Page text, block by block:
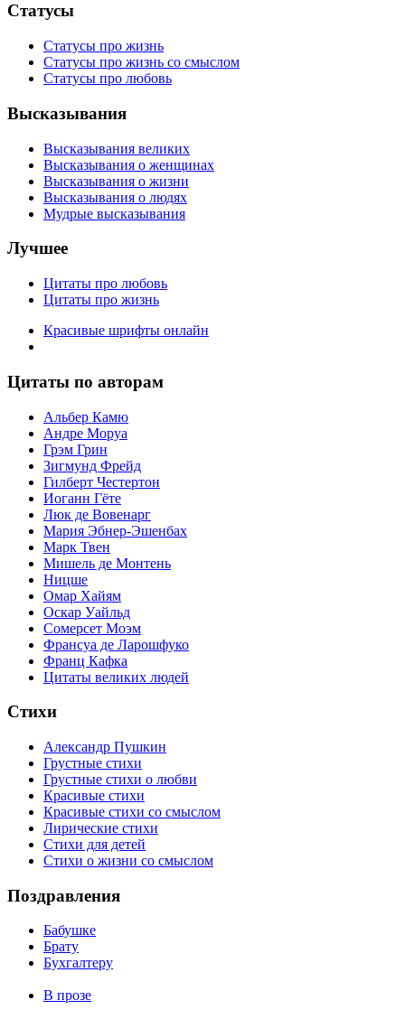
Статусы
Статусы про жизнь
Статусы про жизнь со смыслом
Статусы про любовь
Высказывания
Высказывания великих
Высказывания о женщинах
Высказывания о жизни
Высказывания о людях
Мудрые высказывания
Лучшее
Цитаты про любовь
Цитаты про жизнь
Красивые шрифты онлайн
Цитаты по авторам
Альбер Камю
Андре Моруа
Грэм Грин
Зигмунд Фрейд
Гилберт Честертон
Иоганн Гёте
Люк де Вовенарг
Мария Эбнер-Эшенбах
Марк Твен
Мишель де Монтень
Ницше
Омар Хайям
Оскар Уайльд
Сомерсет Моэм
Франсуa де Ларошфуко
Франц Кафка
Цитаты великих людей
Стихи
Александр Пушкин
Грустные стихи
Грустные стихи о любви
Красивые стихи
Красивые стихи со смыслом
Лирические стихи
Стихи для детей
Стихи о жизни со смыслом
Поздравления
Бабушке
Брату
Бухгалтеру
В прозе